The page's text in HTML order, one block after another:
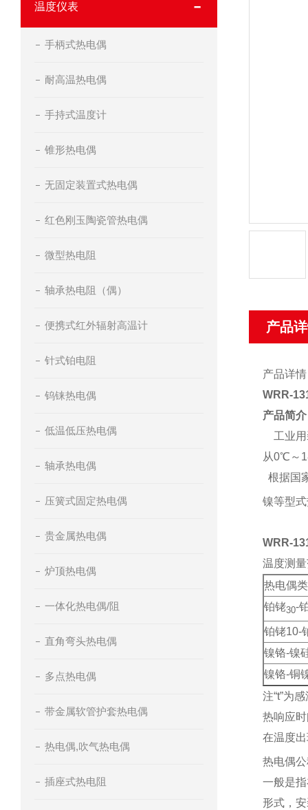
温度仪表
手柄式热电偶
耐高温热电偶
手持式温度计
锥形热电偶
无固定装置式热电偶
红色刚玉陶瓷管热电偶
微型热电阻
轴承热电阻（偶）
便携式红外辐射高温计
针式铂电阻
钨铼热电偶
低温低压热电偶
轴承热电偶
压簧式固定热电偶
贵金属热电偶
炉顶热电偶
一体化热电偶/阻
直角弯头热电偶
多点热电偶
带金属软管护套热电偶
热电偶,吹气热电偶
插座式热电阻
产品
产品详情
WRR-
产品简
工业用
从0℃～
根据国
镍等型
WRR-
温度测
热电偶
铂铑30-
铂铑10-
镍铬-镍
镍铬-铜
注“t”为
热响应
在温度
热电偶
一般是
形式，